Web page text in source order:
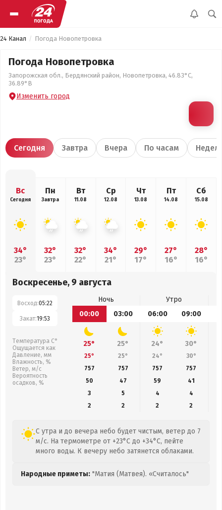
24 Канал Погода Новопетровка
Погода Новопетровка
Запорожская обл., Бердянский район, Новопетровка, 46.83°С,
36.89°В
Изменить город
Сегодня Завтра Вчера По часам
Вс
Сегодня
34°
23°
Пн
Завтра
32°
23°
Вт
11.08
32°
22°
Ср
12.08
34°
21°
Чт
13.08
29°
17°
Пт
14.08
27°
16°
Сб
15.08
28°
16°
Воскресенье, 9 августа
Восход:05:22
Закат:19:53
Температура С°
Ощущается как
Давление, мм
Влажность, %
Ветер, м/с
Вероятность
осадков, %
Ночь
Утро
00:00
03:00 06:00 09:00
25° 25° 24° 30°
25° 25° 24° 30°
757
757 757 757
50
47 59 41
3
5 4
4
2
2 2 2
С утра и до вечера небо будет чистым, ветер до 7
м/с. На термометре от +23°C до +34°C, пейте
много воды. К вечеру небо затянется облаками.
Народные приметы: "Матия (Матвея). «Считалось"